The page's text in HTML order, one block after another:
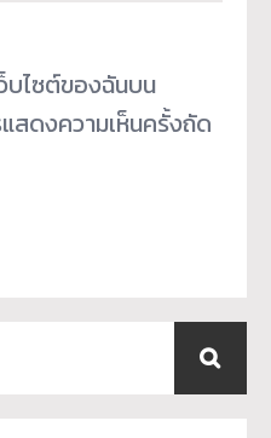
บไซต์ของฉันบน
สดงความเห็นครั้งถัด